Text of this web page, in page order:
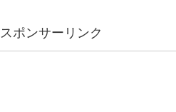
スポンサーリンク